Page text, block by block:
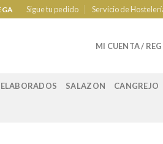
Sigue tu pedido Servicio de
MI CUENTA /
ELABORADOS SALAZON CANGREJO